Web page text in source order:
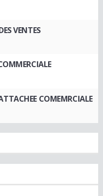
VENTES
COMEMRCIALE